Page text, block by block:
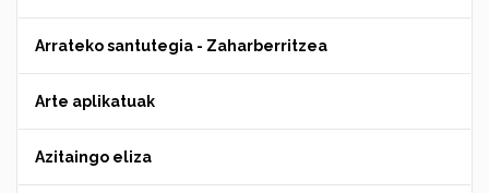
Arrateko santutegia - Zaharberritzea
Arte aplikatuak
Azitaingo eliza